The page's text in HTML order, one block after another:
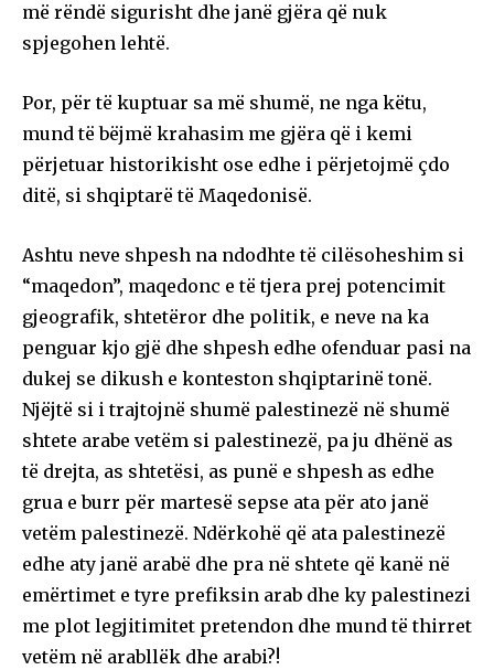
më rëndë sigurisht dhe janë gjëra që nuk
spjegohen lehtë.
Por, për të kuptuar sa më shumë, ne nga këtu,
mund të bëjmë krahasim me gjëra që i kemi
përjetuar historikisht ose edhe i përjetojmë çdo
ditë, si shqiptarë të Maqedonisë.
Ashtu neve shpesh na ndodhte të cilësoheshim si
“maqedon”, maqedonc e të tjera prej potencimit
gjeografik, shtetëror dhe politik, e neve na ka
penguar kjo gjë dhe shpesh edhe ofenduar pasi na
dukej se dikush e konteston shqiptarinë tonë.
Njëjtë si i trajtojnë shumë palestinezë në shumë
shtete arabe vetëm si palestinezë, pa ju dhënë as
të drejta, as shtetësi, as punë e shpesh as edhe
grua e burr për martesë sepse ata për ato janë
vetëm palestinezë. Ndërkohë që ata palestinezë
edhe aty janë arabë dhe pra në shtete që kanë në
emërtimet e tyre prefiksin arab dhe ky palestinezi
me plot legjitimitet pretendon dhe mund të thirret
vetëm në arabllëk dhe arabi?!